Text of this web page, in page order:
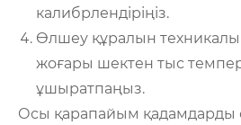
калибрлендіріңіз.
Өлшеу құралын
жоғары шектен тыс
ұшыратпаңыз.
Осы қарапайым қадамдарды